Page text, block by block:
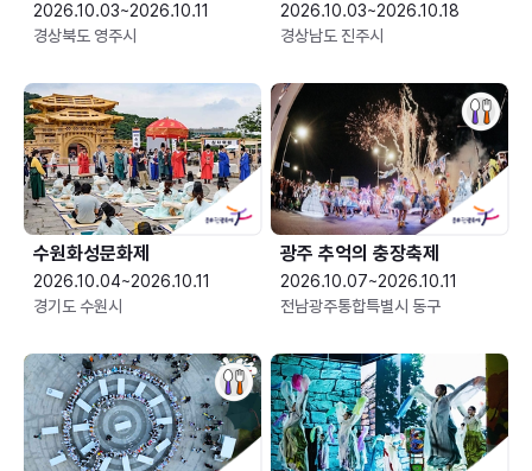
2026.10.03~2026.10.11
경상북도 영주시
2026.10.03~2026.10.18
경상남도 진주시
수원화성문화제
2026.10.04~2026.10.11
경기도 수원시
광주 추억의 충장축제
2026.10.07~2026.10.11
전남광주통합특별시 동구